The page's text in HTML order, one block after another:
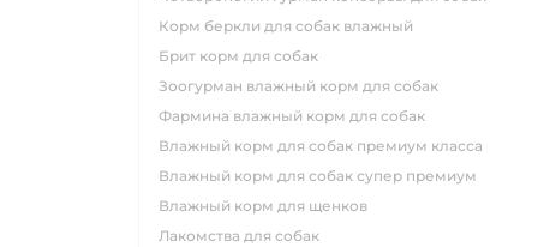
корм беркли для собак влажный
брит корм для собак
зоогурман влажный корм для собак
фармина влажный корм для собак
влажный корм для собак премиум класса
влажный корм для собак супер премиум
влажный корм для щенков
лакомства для собак